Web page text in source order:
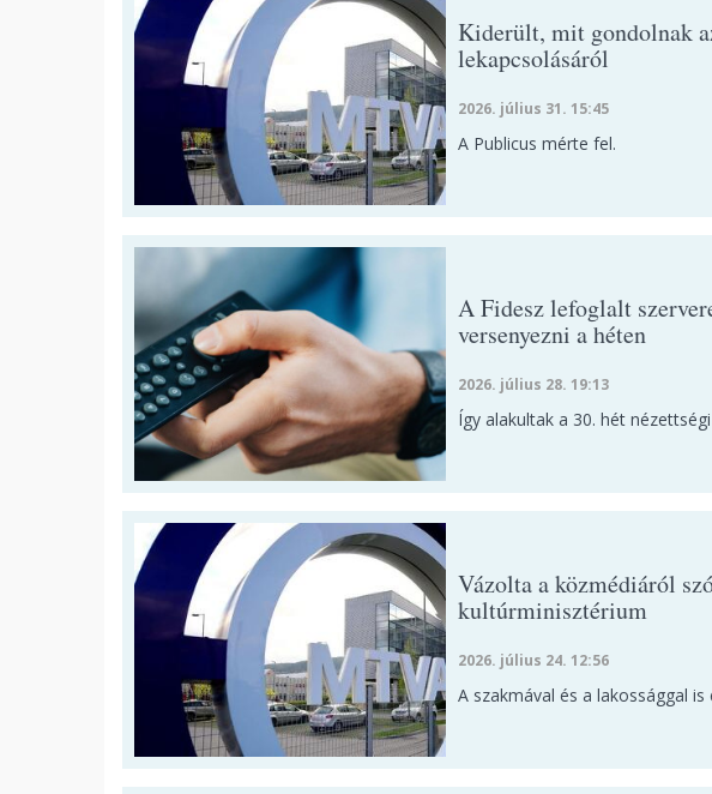
Kiderült, mit gondolnak
lekapcsolásáról
2026. július 31. 15:45
A Publicus mérte fel.
A Fidesz lefoglalt
versenyezni a héten
2026. július 28. 19:13
Így alakultak a 30. hét
Vázolta a közmédiáról
kultúrminisztérium
2026. július 24. 12:56
A szakmával és a lakossággal is